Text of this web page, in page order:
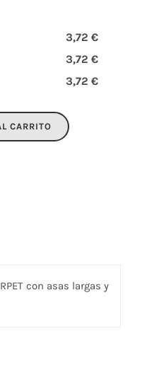
3,72 €
3,72 €
3,72 €
CARRITO
con asas largas y